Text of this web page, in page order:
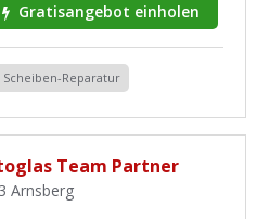
Gratisangebot einholen
Scheiben-Reparatur
Team Partner
Arnsberg